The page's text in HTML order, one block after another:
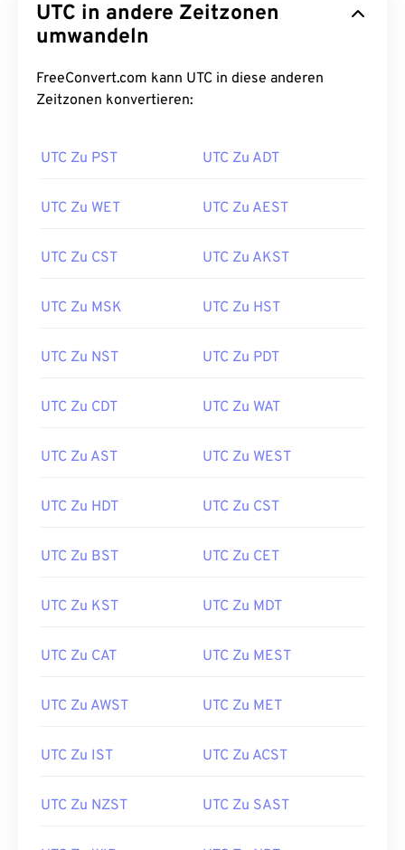
UTC in andere Zeitzonen
umwandeln
FreeConvert.com kann UTC in diese anderen
Zeitzonen konvertieren:
UTC Zu PST UTC Zu ADT
UTC Zu WET UTC Zu AEST
UTC Zu CST UTC Zu AKST
UTC Zu MSK UTC Zu HST
UTC Zu NST UTC Zu PDT
UTC Zu CDT UTC Zu WAT
UTC Zu AST UTC Zu WEST
UTC Zu HDT UTC Zu CST
UTC Zu BST UTC Zu CET
UTC Zu KST UTC Zu MDT
UTC Zu CAT UTC Zu MEST
UTC Zu AWST UTC Zu MET
UTC Zu IST UTC Zu ACST
UTC Zu NZST UTC Zu SAST